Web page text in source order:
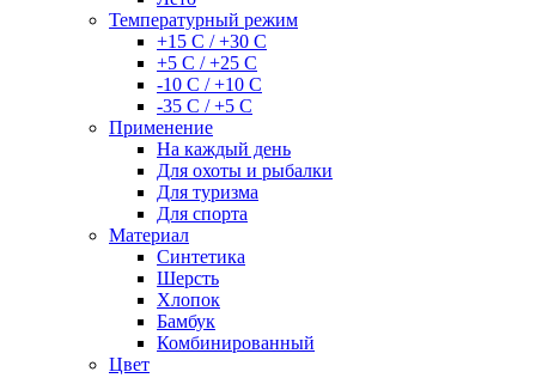
Температурный режим
+15 С / +30 С
+5 С / +25 С
-10 С / +10 С
-35 С / +5 С
Применение
На каждый день
Для охоты и рыбалки
Для туризма
Для спорта
Материал
Синтетика
Шерсть
Хлопок
Бамбук
Комбинированный
Цвет